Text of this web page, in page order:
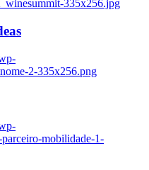
335x256.jpg
2-335x256.png
mobilidade-1-